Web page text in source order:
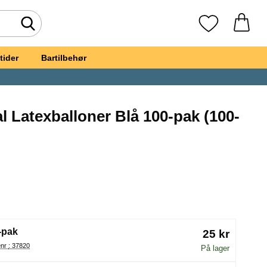
Foretag søgning Mine favoritter
Bartilbehør
Latexballoner Blå 100-pak (100-
af en ny radioknap vil genindlæse siden)
pak
Varenr : 37820
25 kr
På lager